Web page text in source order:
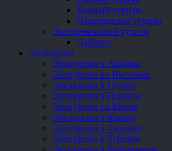
Конный туризм
Пешеходный туризм
Экстремальный туризм
Дайвинг
Экскурсии
Экскурсии в Абхазии
Экскурсии во Вьетнаме
Экскурсии в Грузии
Экскурсии в Израиле
Экскурсии на Кипре
Экскурсии в Крыму
Экскурсии в Таиланд
Экскурсии в Турцию